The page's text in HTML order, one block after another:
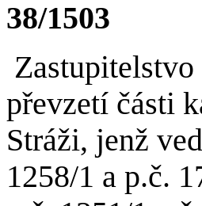
38/1503
Zastupitelstvo
převzetí části
Stráži, jenž
1258/1 a p.č.